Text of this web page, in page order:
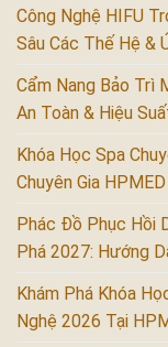
Công Nghệ HIFU
Sâu Các Thế Hệ &
Cẩm Nang Bảo Trì
An Toàn & Hiệu
Khóa Học Spa
Chuyên Gia
Phác Đồ Phục Hồi
Phá 2027: Hướng
Khám Phá Khóa
Nghệ 2026 Tại